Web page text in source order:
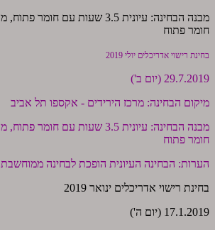
חומר פתוח
בחינת רישוי אדריכלים יולי 2019
29.7.2019 (יום ב')
מיקום הבחינה: מרכז הירידים - אקספו תל אביב
חומר פתוח
הערות: הבחינה העיונית הופכת לבחינה ממוחשבת
בחינת רישוי אדריכלים ינואר 2019
17.1.2019 (יום ה')